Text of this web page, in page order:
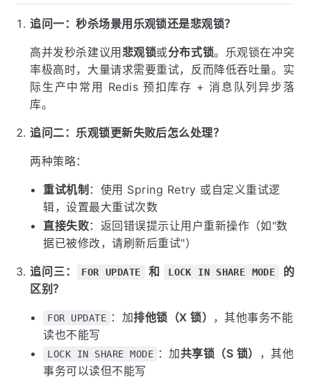
追问一：秒杀场景用乐观锁还是悲观锁？
高并发秒杀建议用悲观锁或分布式锁。乐观锁在冲突
率极高时，大量请求需要重试，反而降低吞吐量。实
际生产中常用 Redis 预扣库存 + 消息队列异步落
库。
追问二：乐观锁更新失败后怎么处理？
两种策略：
重试机制 ：使用 Spring Retry 或自定义重试逻
辑，设置最大重试次数
直接失败：返回错误提示让用户重新操作（如"数
据已被修改，请刷新后重试"）
追问三： FOR UPDATE 和 LOCK IN SHARE MODE
的
区别？
FOR UPDATE ：加排他锁（X 锁） ，其他事务不能
读也不能写
LOCK IN SHARE MODE ：加共享锁（S 锁）
，其他
事务可以读但不能写